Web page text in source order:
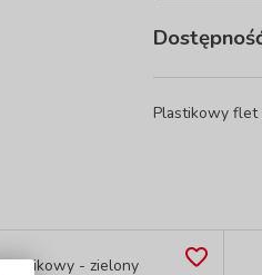
Plastikowy flet